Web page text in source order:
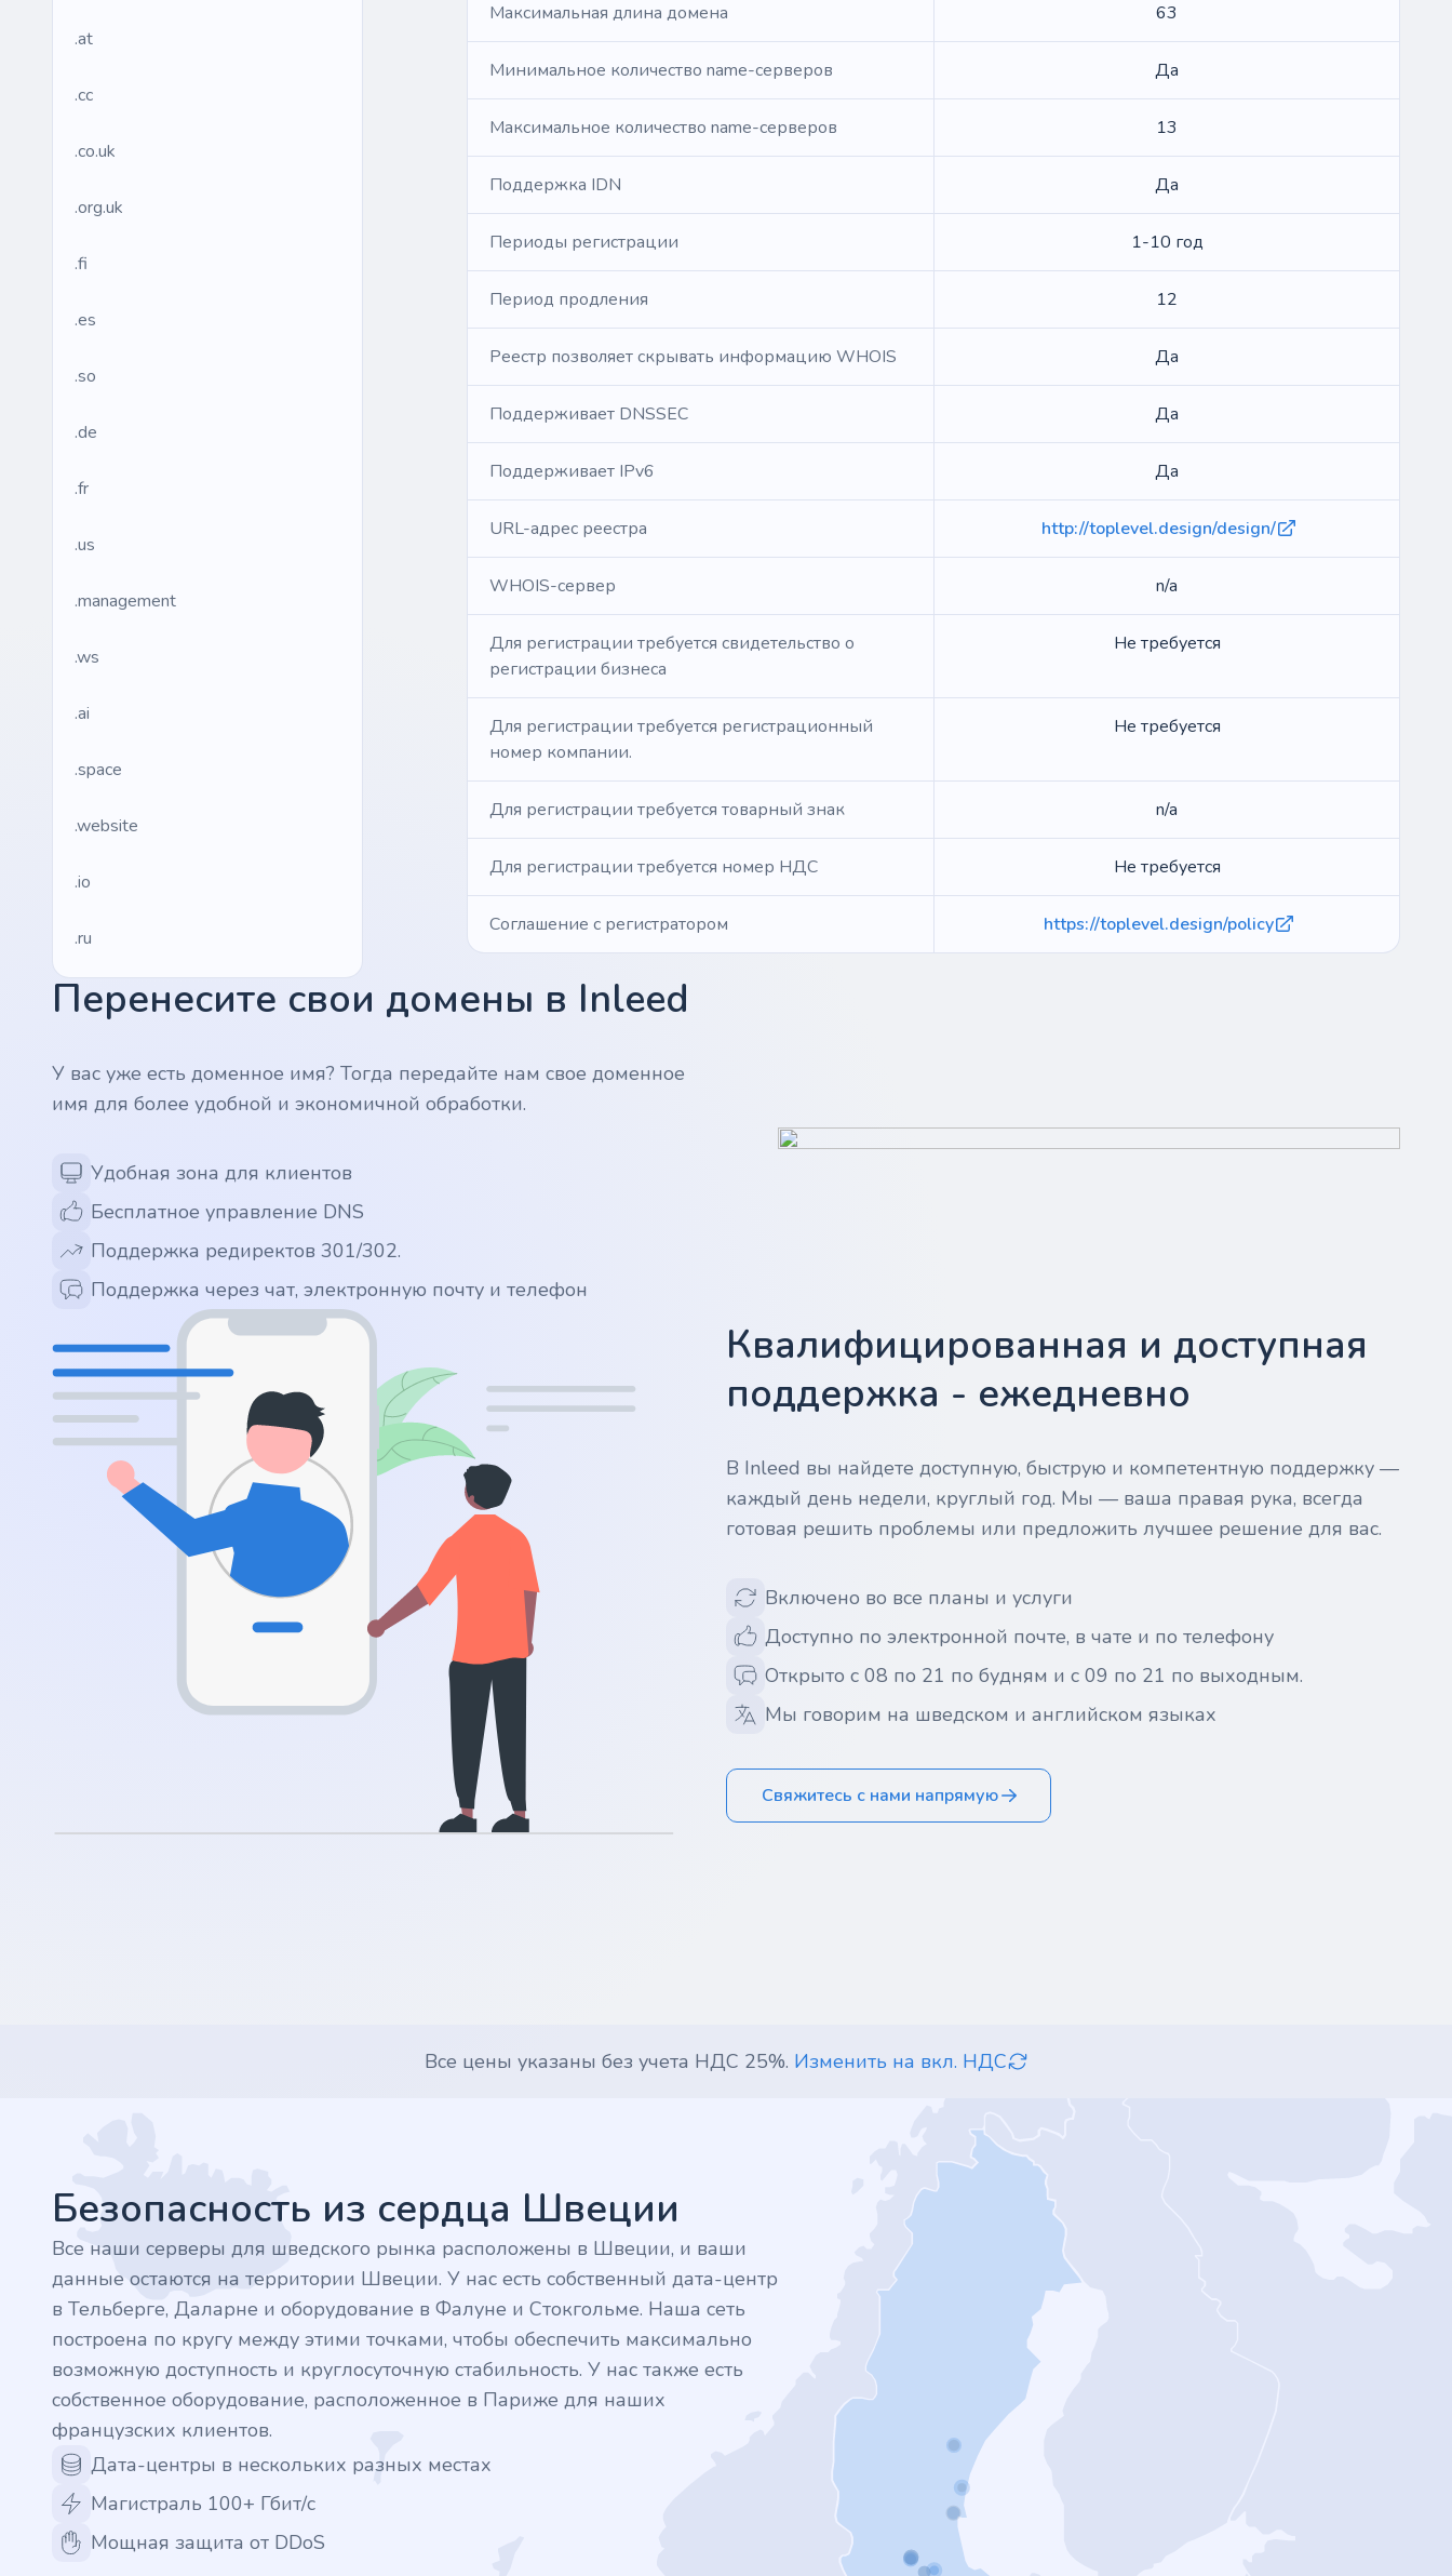
.at
.cc
.co.uk
.org.uk
.fi
.es
.so
.de
.fr
.us
.management
.ws
.ai
.space
.website
.io
.ru
.vc
.network
.app
.zone
.co
.site
.art
.online
.ink
.shop
.tips
.cn
.re
.games
Максимальная длина домена 63
Минимальное количество name-серверов Да
Максимальное количество name-серверов 13
Поддержка IDN Да
Периоды регистрации 1-10 год
Период продления 12
Реестр позволяет скрывать информацию WHOIS Да
Поддерживает DNSSEC Да
Поддерживает IPv6 Да
URL-адрес реестра http://toplevel.design/design/
WHOIS-сервер n/a
Для регистрации требуется свидетельство о
регистрации бизнеса
Не требуется
Для регистрации требуется регистрационный
номер компании.
Не требуется
Для регистрации требуется товарный знак n/a
Для регистрации требуется номер НДС Не требуется
Соглашение с регистратором https://toplevel.design/policy
Перенесите свои домены в Inleed
У вас уже есть доменное имя? Тогда передайте нам свое доменное
имя для более удобной и экономичной обработки.
Удобная зона для клиентов
Бесплатное управление DNS
Поддержка редиректов 301/302.
Поддержка через чат, электронную почту и телефон
Квалифицированная и доступная
поддержка - ежедневно
В Inleed вы найдете доступную, быструю и компетентную поддержку —
каждый день недели, круглый год. Мы — ваша правая рука, всегда
готовая решить проблемы или предложить лучшее решение для вас.
Включено во все планы и услуги
Доступно по электронной почте, в чате и по телефону
Открыто с 08 по 21 по будням и с 09 по 21 по выходным.
Мы говорим на шведском и английском языках
Свяжитесь с нами напрямую
Все цены указаны без учета НДС 25%. Изменить на вкл. НДС
Безопасность из сердца Швеции
Все наши серверы для шведского рынка расположены в Швеции, и ваши
данные остаются на территории Швеции. У нас есть собственный дата-центр
в Тельберге, Даларне и оборудование в Фалуне и Стокгольме. Наша сеть
построена по кругу между этими точками, чтобы обеспечить максимально
возможную доступность и круглосуточную стабильность. У нас также есть
собственное оборудование, расположенное в Париже для наших
французских клиентов.
Дата-центры в нескольких разных местах
Магистраль 100+ Гбит/с
Мощная защита от DDoS